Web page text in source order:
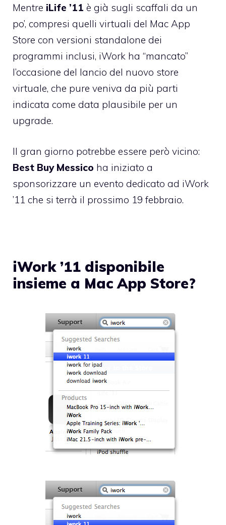
Mentre iLife ’11 è già sugli scaffali da un
po’, compresi quelli virtuali del Mac App
Store con versioni standalone dei
programmi inclusi, iWork ha “mancato”
l’occasione del lancio del nuovo store
virtuale, che pure veniva da più parti
indicata come data plausibile per un
upgrade.
Il gran giorno potrebbe essere però vicino:
Best Buy Messico ha iniziato a
sponsorizzare un evento dedicato ad iWork
’11 che si terrà il prossimo 19 febbraio.
iWork ’11 disponibile
insieme a Mac App Store?